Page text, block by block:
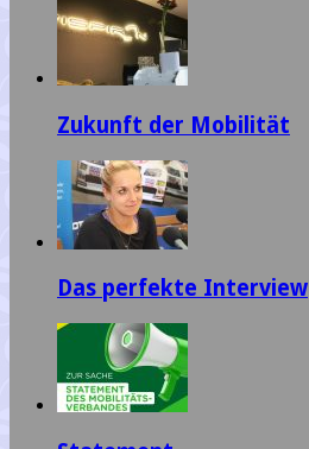
Zukunft der Mobilität
Das perfekte Interview